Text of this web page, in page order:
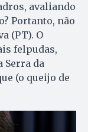
avaliando
Portanto, não
(PT). O
felpudas,
Serra da
(o queijo de